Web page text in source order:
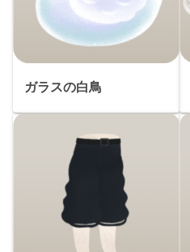
ガラスの白鳥